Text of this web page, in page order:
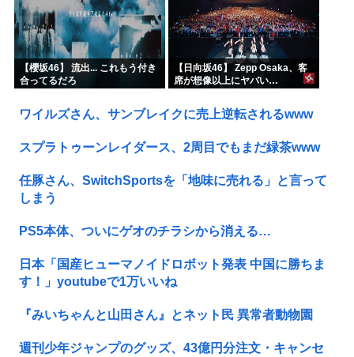
【櫻坂46】 流出... これもう付き
合ってるだろ
【日向坂46】 Zepp Osaka、客
席が想像以上にヤバい…
ワイルズさん、サンブレイクに売上逆転されるwww
スプラトゥーンレイダース、2周目でもまだ緑茶www
任豚さん、SwitchSportsを「地味に売れる」と言って
しまう
PS5本体、ついにゲオのチラシから消える…
日本「国産ヒューマノイドロボット発表 中国に勝ちま
す！」youtubeで1万いいね
『みいちゃんと山田さん』とネット民 異常者動物園
週刊少年ジャンプのグッズ、43億円分注文・キャンセ